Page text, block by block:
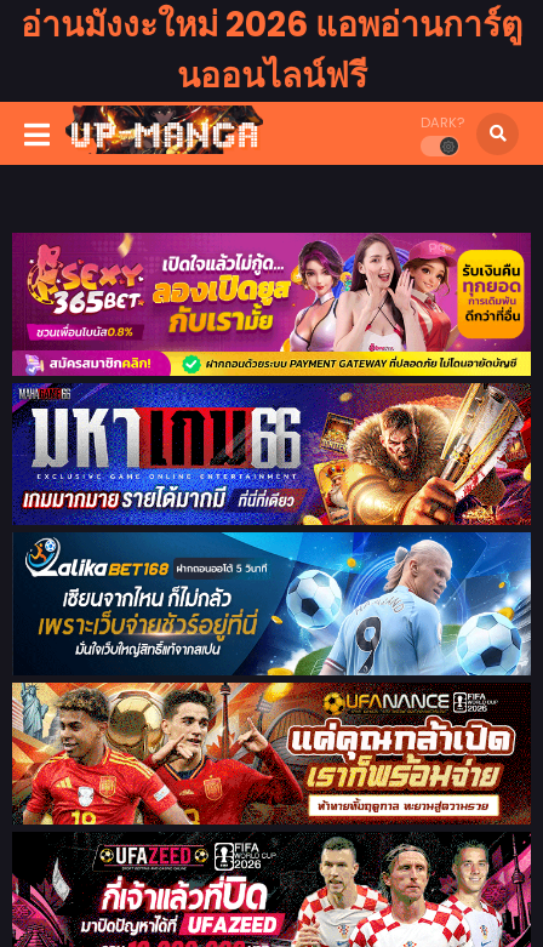
อ่านมังงะใหม่ 2026 แอพอ่านการ์ตู
นออนไลน์ฟรี
DARK?